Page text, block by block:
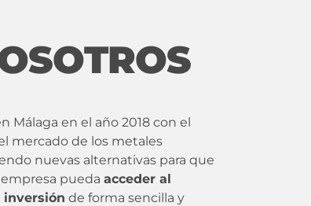
Málaga en el año 2018 con el
mercado de los metales
nuevas alternativas para que
empresa pueda acceder al
inversión de forma sencilla y